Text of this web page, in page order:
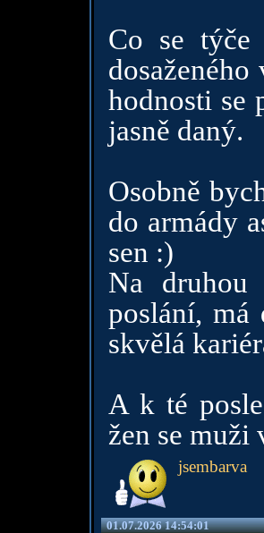
Co se
hodnosti se
jasně daný.
Osobně
do armády
sen :)
Na
poslání,
skvělá
A k té
žen se
jsembarva
01.07.2026 14:54:01